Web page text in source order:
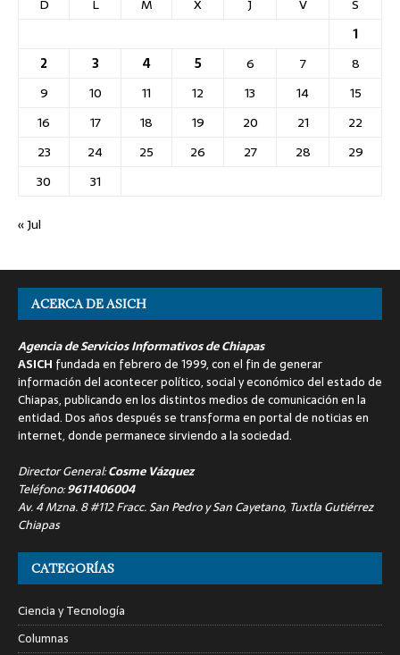
D
L M X J V
S
1
2
3 4 5 6 7
8
9
10 11 12 13 14
15
16
17 18 19 20 21
22
23
24 25 26 27 28
29
30
31
« Jul
ACERCA DE ASICH
Agencia de Servicios Informativos de Chiapas
ASICH fundada en febrero de 1999, con el fin de generar
información del acontecer político, social y económico del estado de
Chiapas, publicando en los distintos medios de comunicación en la
entidad. Dos años después se transforma en portal de noticias en
internet, donde permanece sirviendo a la sociedad.
Director General:Cosme Vázquez
Teléfono:9611406004
Av. 4 Mzna. 8 #112 Fracc. San Pedro y San Cayetano, Tuxtla Gutiérrez
Chiapas
CATEGORÍAS
Ciencia y Tecnología
Columnas